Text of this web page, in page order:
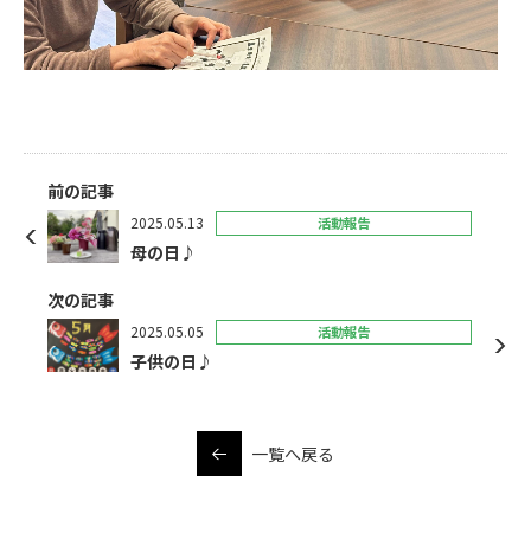
前の記事
2025.05.13 活動報告
母の日♪
次の記事
2025.05.05 活動報告
子供の日♪
一覧へ戻る